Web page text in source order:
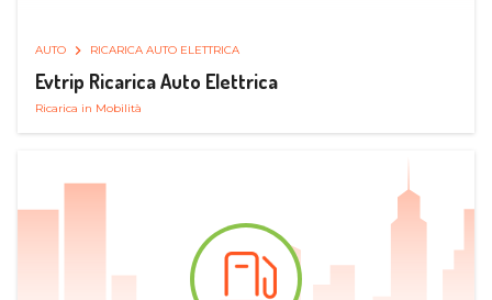
AUTO RICARICA AUTO ELETTRICA
Evtrip Ricarica Auto Elettrica
Ricarica in Mobilità